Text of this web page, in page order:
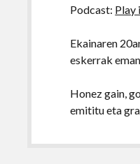
Podcast: Play
Ekainaren
eskerrak
Honez gain,
emititu eta